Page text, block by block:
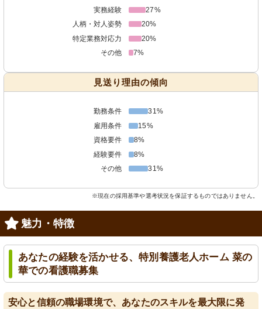
実務経験
27%
人柄・対人姿勢
20%
特定業務対応力
20%
その他
7%
見送り理由の傾向
勤務条件
31%
雇用条件
15%
資格要件
8%
経験要件
8%
その他
31%
※現在の採用基準や選考状況を保証するものではありません。
魅力・特徴
あなたの経験を活かせる、特別養護老人ホーム 菜の
華での看護職募集
安心と信頼の職場環境で、あなたのスキルを最大限に発